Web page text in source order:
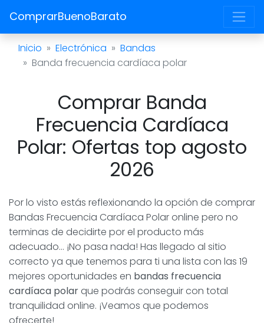
ComprarBuenoBarato
Inicio Electrónica
Bandas
Banda frecuencia cardíaca polar
Comprar Banda
Frecuencia Cardíaca
Polar: Ofertas top agosto
2026
Por lo visto estás reflexionando la opción de comprar
Bandas Frecuencia Cardíaca Polar online pero no
terminas de decidirte por el producto más
adecuado... ¡No pasa nada! Has llegado al sitio
correcto ya que tenemos para ti una lista con las 19
mejores oportunidades en bandas frecuencia
cardíaca polarque podrás conseguir con total
tranquilidad online. ¡Veamos que podemos
ofrecerte!